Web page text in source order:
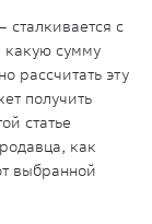
с
какую сумму
рассчитать эту
получить
статье
как
выбранной